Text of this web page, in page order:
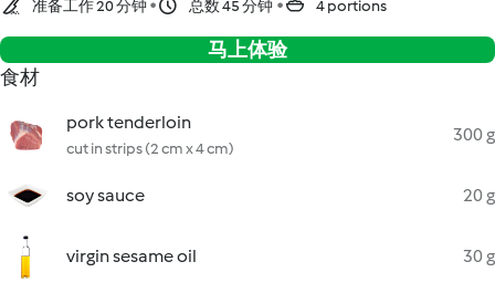
准备工作 20 分钟 总数 45 分钟 4 portions
马上体验
食材
pork tenderloin
cut in strips (2 cm x 4 cm)
300 g
soy sauce 20 g
virgin sesame oil 30 g